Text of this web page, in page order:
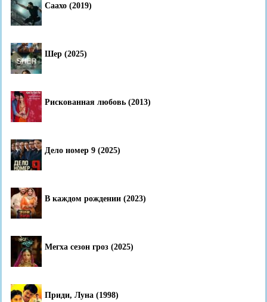
Саахо (2019)
Шер (2025)
Рискованная любовь (2013)
Дело номер 9 (2025)
В каждом рождении (2023)
Мегха сезон гроз (2025)
Приди, Луна (1998)